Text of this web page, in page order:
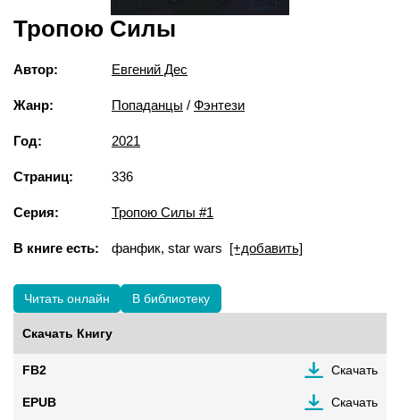
Тропою Силы
Автор: Евгений Дес
Жанр: Попаданцы / Фэнтези
Год: 2021
Страниц: 336
Серия: Тропою Силы #1
В книге есть: фанфик, star wars [+добавить]
Читать онлайн В библиотеку
Скачать Книгу
FB2 Скачать
EPUB Скачать